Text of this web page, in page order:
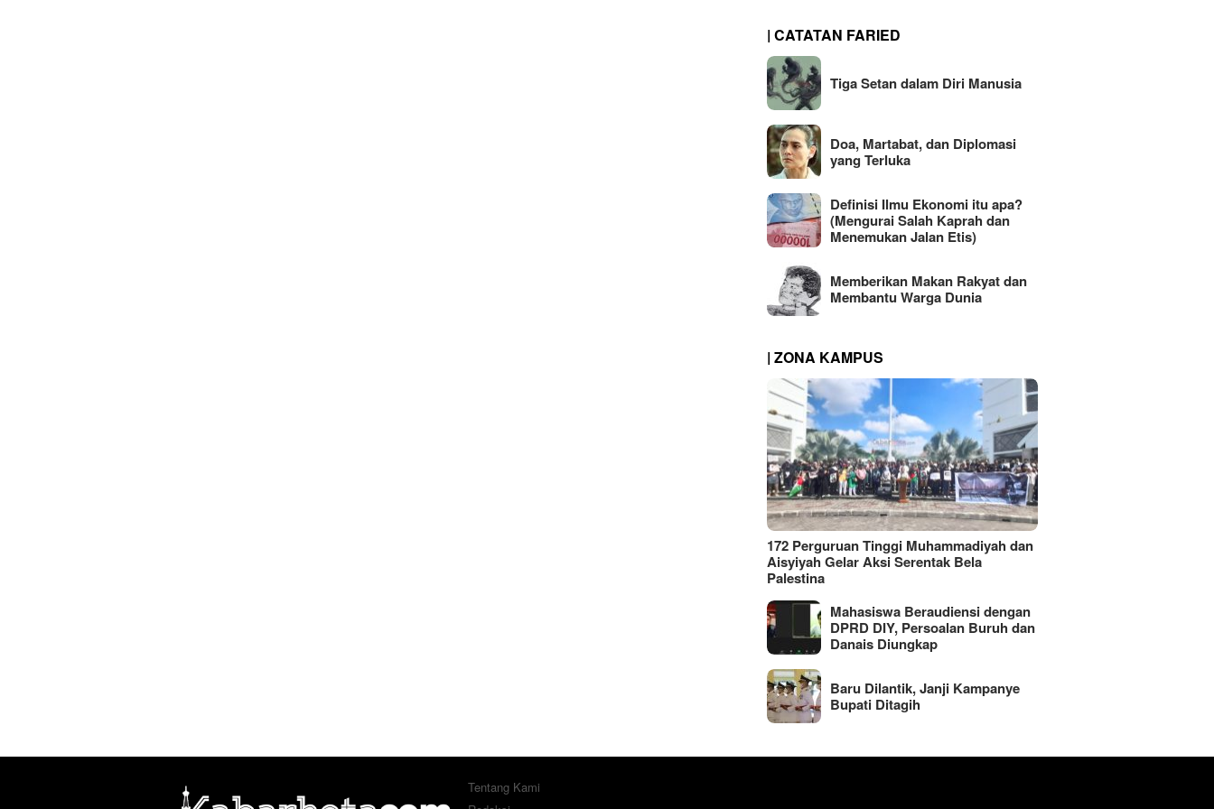
| CATATAN FARIED
Tiga Setan dalam Diri Manusia
Doa, Martabat, dan Diplomasi
yang Terluka
Definisi Ilmu Ekonomi itu apa?
(Mengurai Salah Kaprah dan
Menemukan Jalan Etis)
Memberikan Makan Rakyat dan
Membantu Warga Dunia
| ZONA KAMPUS
172 Perguruan Tinggi Muhammadiyah dan
Aisyiyah Gelar Aksi Serentak Bela
Palestina
Mahasiswa Beraudiensi dengan
DPRD DIY, Persoalan Buruh dan
Danais Diungkap
Baru Dilantik, Janji Kampanye
Bupati Ditagih
Tentang Kami